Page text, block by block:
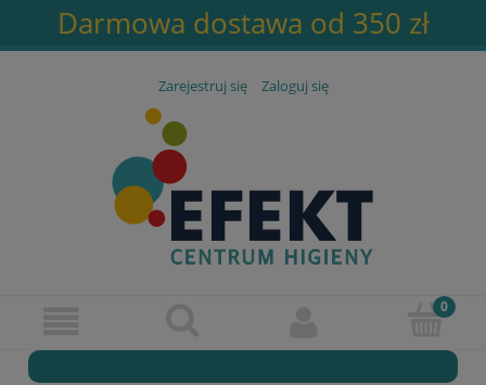
Darmowa dostawa od 350 zł
Zarejestruj się Zaloguj się